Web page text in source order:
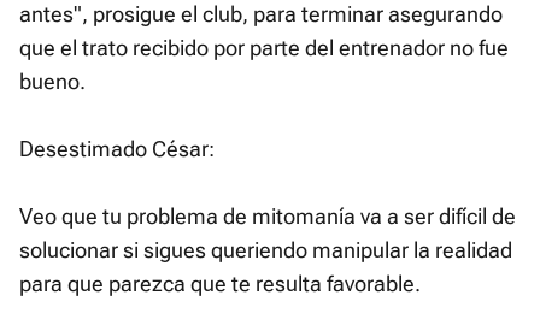
antes", prosigue el club, para terminar asegurando
que el trato recibido por parte del entrenador no fue
bueno.
Desestimado César:
Veo que tu problema de mitomanía va a ser difícil de
solucionar si sigues queriendo manipular la realidad
para que parezca que te resulta favorable.